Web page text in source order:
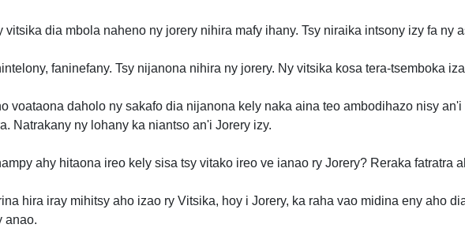
vitsika dia mbola naheno ny jorery nihira mafy ihany. Tsy niraika intsony izy fa ny
faninefany. Tsy nijanona nihira ny jorery. Ny vitsika kosa tera-tsemboka
voataona daholo ny sakafo dia nijanona kely naka aina teo ambodihazo nisy
Natrakany ny lohany ka niantso an'i Jorery izy.
ahy hitaona ireo kely sisa tsy vitako ireo ve ianao ry Jorery? Reraka fatratra
hira iray mihitsy aho izao ry Vitsika, hoy i Jorery, ka raha vao midina eny aho
anao.